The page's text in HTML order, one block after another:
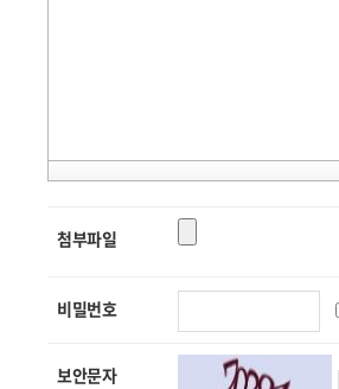
첨부파일
비밀번호
보안문자